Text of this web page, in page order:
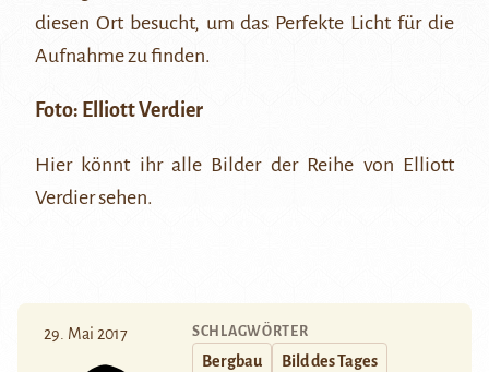
diesen Ort besucht, um das Perfekte Licht für die
Aufnahme zu finden.
Foto: Elliott Verdier
Hierkönnt ihr alle Bilder der Reihe von Elliott
Verdier sehen.
29. Mai 2017 SCHLAGWÖRTER
Bergbau Bild des Tages